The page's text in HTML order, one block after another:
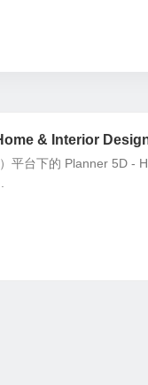
& Interior
平台下的 Planner 5D -